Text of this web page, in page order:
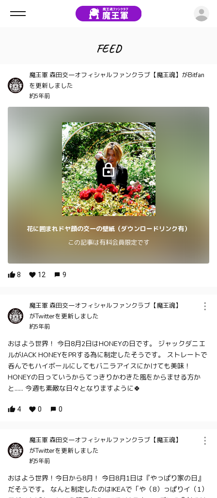
FEED
魔王軍 森田交一オフィシャルファンクラブ【魔王魂】がBitfan
を更新しました
約5年前
花に囲まれドヤ顔の交一の壁紙（ダウンロードリンク有）
この記事は有料会員限定です
8 12 9
魔王軍 森田交一オフィシャルファンクラブ【魔王魂】
がTwitterを更新しました
約5年前
おはよう世界！ 今日8月2日はHONEYの日です。 ジャックダニエ
ルがJACK HONEYをPRする為に制定したそうです。 ストレートで
呑んでもハイボールにしてもバニラアイスにかけても美味！
HONEYの日っていうからてっきりかわきた風をからませる方か
と…… 今週も素敵な日々となりますように🍀
4 0 0
魔王軍 森田交一オフィシャルファンクラブ【魔王魂】
がTwitterを更新しました
約5年前
おはよう世界！今日から8月！ 今日8月1日は『やっぱり家の日』
だそうです。 なんと制定したのはIKEAで「や（8）っぱりイ（1）